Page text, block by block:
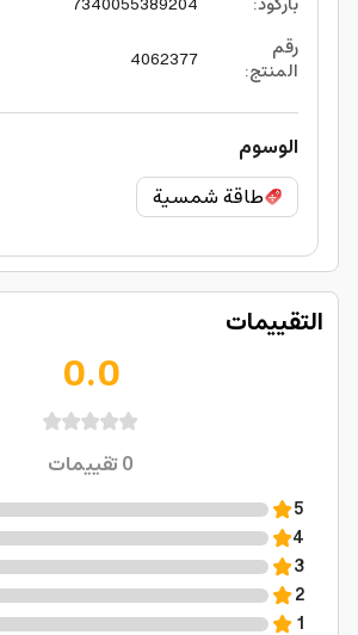
رقم
المنتج:
4062377
الوسوم
طاقة شمسية
التقييمات
0.0
0تقييمات
5
4
3
2
1